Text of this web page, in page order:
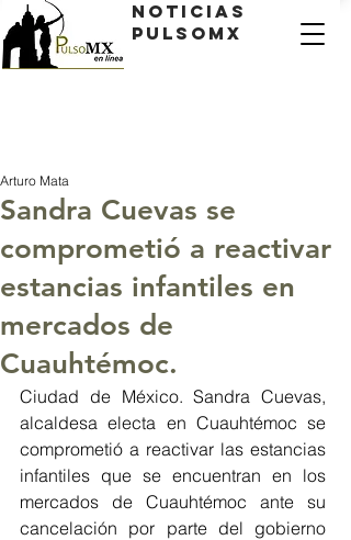
Noticias
PulsoMX
Sandra Cuevas se
comprometió a reactivar
estancias infantiles en
mercados de
Cuauhtémoc.
Arturo Mata
Ciudad de México. Sandra Cuevas,
alcaldesa electa en Cuauhtémoc se
comprometió a reactivar las estancias
infantiles que se encuentran en los
mercados de Cuauhtémoc ante su
cancelación por parte del gobierno